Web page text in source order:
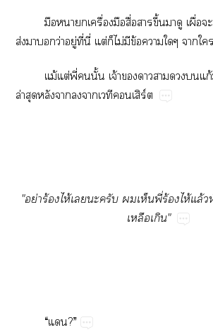
​​​ื่​​ื่​​ึ้​​​ื่
ส่​​​ว่​ู่​ี่​ี่​ต่​​ไม่​​ข้
ม้​ต่​ี่​​ั้​จ้​​​​​​
ล่​​​​​​​ิร์
"ย่​ร้​ไห้​​​​​​ี่​ร้​ไห้​ล้
​"
“​?”